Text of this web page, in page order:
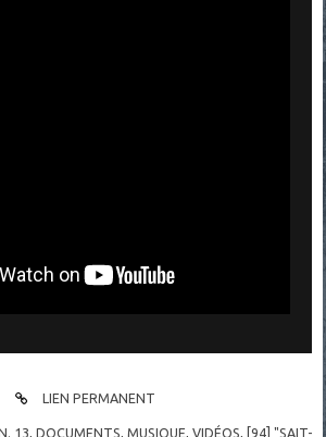
LIEN PERMANENT
13, DOCUMENTS, MUSIQUE, VIDÉOS, [94] "SAIT-